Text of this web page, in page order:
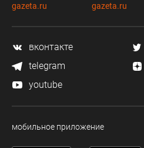
gazeta.ru
gazeta.ru
вконтакте
telegram
youtube
мобильное приложение